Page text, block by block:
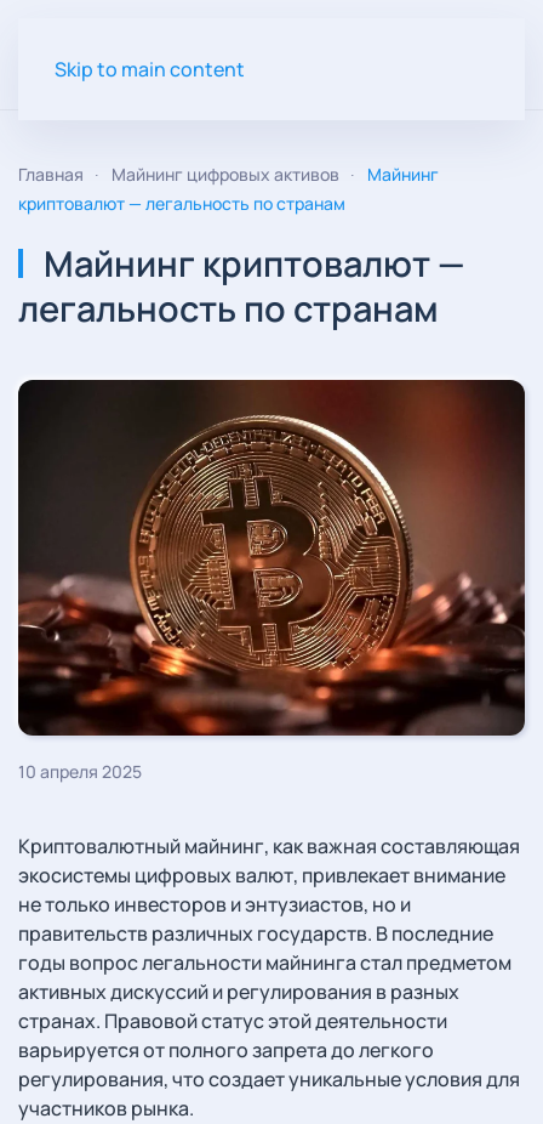
Skip to main content
Главная Майнинг цифровых активов
Майнинг
криптовалют — легальность по странам
Майнинг криптовалют —
легальность по странам
10 апреля 2025
Криптовалютный майнинг, как важная составляющая
экосистемы цифровых валют, привлекает внимание
не только инвесторов и энтузиастов, но и
правительств различных государств. В последние
годы вопрос легальности майнинга стал предметом
активных дискуссий и регулирования в разных
странах. Правовой статус этой деятельности
варьируется от полного запрета до легкого
регулирования, что создает уникальные условия для
участников рынка.